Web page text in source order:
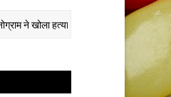
हत्या का राज: हाईवा से कुचलकर सड़क हादसा